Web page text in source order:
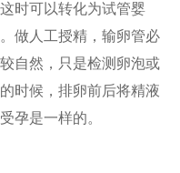
时可以转化为试管婴
做人工授精，输卵管必
自然，只是检测卵泡或
时候，排卵前后将精液
孕是一样的。